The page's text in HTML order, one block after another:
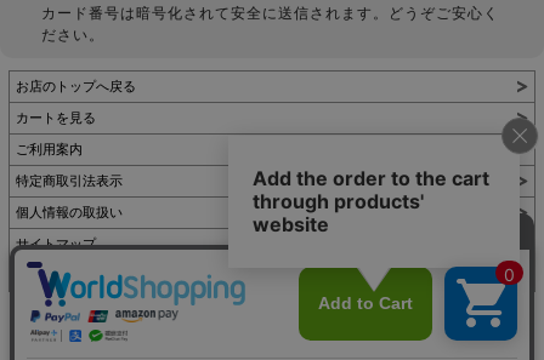
カード番号は暗号化されて安全に送信されます。どうぞご安心く
ださい。
お店のトップへ戻る
カートを見る
ご利用案内
特定商取引法表示
個人情報の取扱い
サイトマップ
お問い合わせ
表示：スマートフォン｜